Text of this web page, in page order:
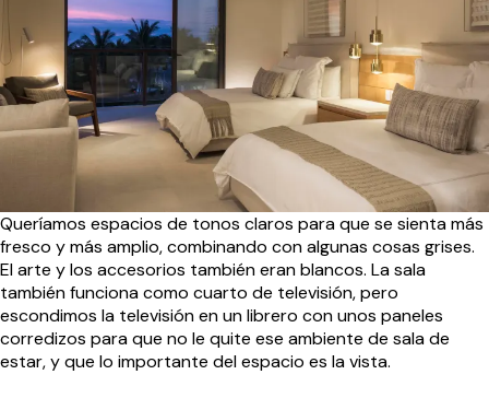
Queríamos espacios de tonos claros para que se sienta más
fresco y más amplio, combinando con algunas cosas grises.
El arte y los accesorios también eran blancos. La sala
también funciona como cuarto de televisión, pero
escondimos la televisión en un librero con unos paneles
corredizos para que no le quite ese ambiente de sala de
estar, y que lo importante del espacio es la vista.